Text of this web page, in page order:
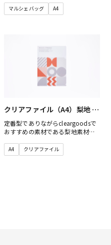
柔らかい素材です。他にはないデ
ザインのクリアマルシェバッグを
マルシェバッグ A4
クリアファイル（A4）梨地 す
りガラス調
定番型でありながらcleargoodsで
おすすめの素材である梨地素材を
みかつ品の良い手触りで、他には
ないデザインのクリアファイルを
A4 クリアファイル